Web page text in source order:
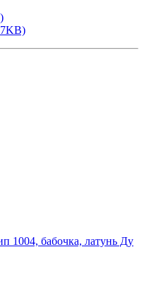
1004, бабочка, латунь Ду